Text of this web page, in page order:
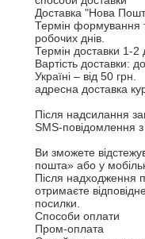
Доставка "Нова
Термін формування
робочих днів.
Термін доставки 1-2
Вартість доставки:
Україні – від 50 грн.
адресна доставка
Після надсилання
SMS-повідомлення
Ви зможете
пошта» або у
Після надходження
отримаєте
посилки.
Способи оплати
Пром-оплата